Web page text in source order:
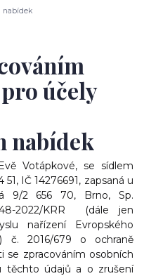
nabídek
účely
nabídek
Votápkové, se sídlem
IČ 14276691, zapsaná u
9/2 656 70, Brno, Sp.
2022/KRR (dále jen
nařízení Evropského
č. 2016/679 o ochraně
se zpracováním osobních
těchto údajů a o zrušení